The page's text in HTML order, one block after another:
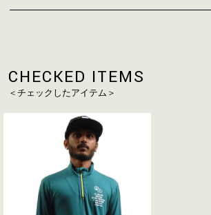
CHECKED ITEMS
＜チェックしたアイテム＞